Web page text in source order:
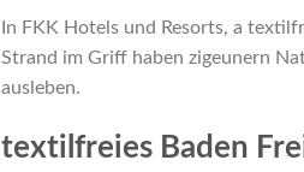
In FKK Hotels und Resorts, a
Strand im Griff haben zigeunern
ausleben.
textilfreies Baden